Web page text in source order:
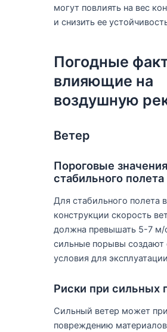
могут повлиять на вес
и снизить ее
Погодные
влияющие на
воздушную
Ветер
Пороговые
стабильного полета
Для стабильного полета
конструкции скорость
должна превышать 5-7 м/
сильные порывы создают
условия для
Риски при сильных
Сильный ветер может
повреждению